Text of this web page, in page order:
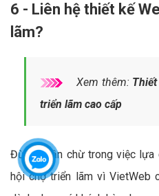
6 - Liên hệ thiết kế
lãm?
Xem thêm:
triển lãm cao cấp
Đừng chần chừ trong việc
hội chợ triển lãm vì VietWeb